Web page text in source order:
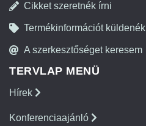
Cikket szeretnék írni
Termékinformációt küldenék
A szerkesztőséget keresem
TERVLAP MENÜ
Hírek
Konferenciaajánló